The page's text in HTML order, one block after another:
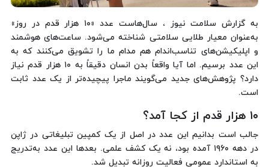
به گزارش سلامت نیوز ، سال‌هاست عدد «۱۰ هزار قدم در روز»
به‌عنوان معیار طلایی سلامتی شناخته می‌شود. ساعت‌های هوشمند
و اپلیکیشن‌های تناسب‌اندام هم مدام ما را تشویق می‌کنند که به
این عدد برسیم. اما آیا واقعاً بدن انسان دقیقاً به ۱۰ هزار قدم نیاز
دارد؟ پژوهش‌های جدید می‌گویند ماجرا پیچیده‌تر از یک عدد ثابت
است.
۱۰ هزار قدم از کجا آمد؟
جالب است بدانیم این عدد در اصل از یک کمپین تبلیغاتی در ژاپن
در دهه ۱۹۶۰ آمده بود، نه یک کشف علمی. بعدها این عدد به‌تدریج
به استاندارد عمومی فعالیت روزانه تبدیل شد.